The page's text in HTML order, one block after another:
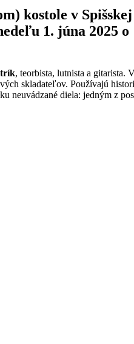
kostole v
1. júna 2025
, teorbista, lutnista a gitarista.
skladateľov. Používajú
neuvádzané diela: jedným z